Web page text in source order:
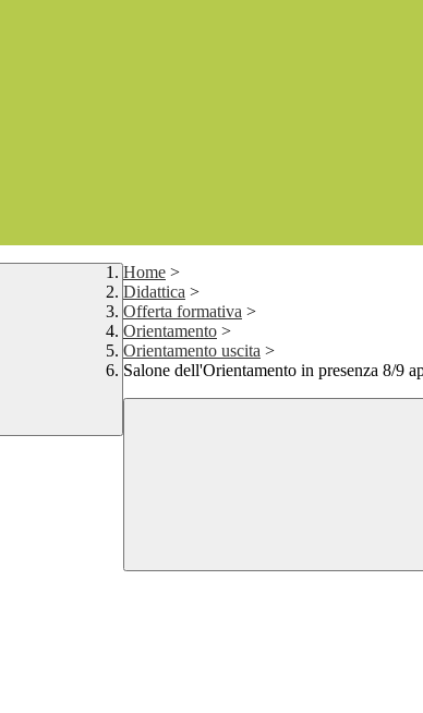
Home >
Didattica >
Offerta formativa >
Orientamento >
Orientamento uscita >
Salone dell'Orientamento in presenza 8/9